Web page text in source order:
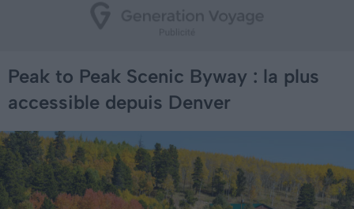
Peak to Peak Scenic Byway : la plus
accessible depuis Denver